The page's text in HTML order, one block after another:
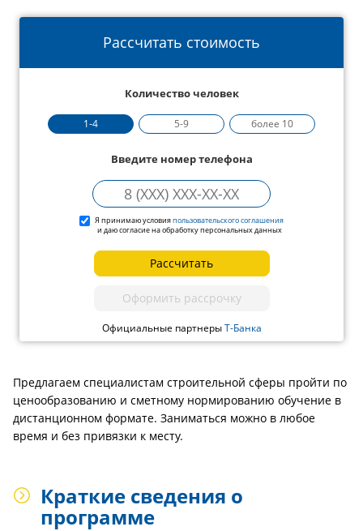
Рассчитать стоимость
Количество человек
1-4 5-9 более 10
Введите номер телефона
Я принимаю условияпользовательского соглашения
и даю согласие на обработку персональных данных
Рассчитать
Оформить рассрочку
Официальные партнерыТ-Банка
Предлагаем специалистам строительной сферы пройти по
ценообразованию и сметному нормированию обучение в
дистанционном формате. Заниматься можно в любое
время и без привязки к месту.
Краткие сведения о
программе